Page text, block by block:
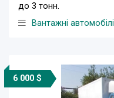
до 3 тонн.
Вантажні автомобілі
6 000 $